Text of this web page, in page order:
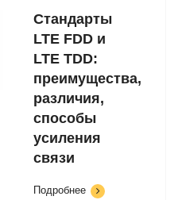
Стандарты
LTE FDD и
LTE TDD:
преимущества,
различия,
способы
усиления
связи
Подробнее